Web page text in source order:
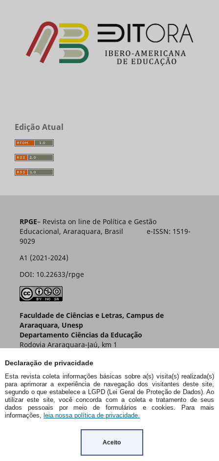
Declaração de privacidade
Esta revista coleta informações básicas sobre a(s) visita(s) realizada(s)
para aprimorar a experiência de navegação dos visitantes deste site,
segundo o que estabelece a LGPD (Lei Geral de Proteção de Dados). Ao
utilizar este site, você concorda com a coleta e tratamento de seus
dados pessoais por meio de formulários e cookies. Para mais
informações, leia nossa política de privacidade.
Aceito
Edição Atual
RPGE– Revista on line de Política e Gestão
Educacional, Araraquara, Brasil e-ISSN: 1519-
9029
A1 (2021-2024)
DOI: 10.22633/rpge
Faculdade de Ciências e Letras, Campus de
Araraquara, Unesp
Departamento Ciências da Educação
Rodovia Araraquara-Jaú, km 1
Araraquara – SP – Brasil